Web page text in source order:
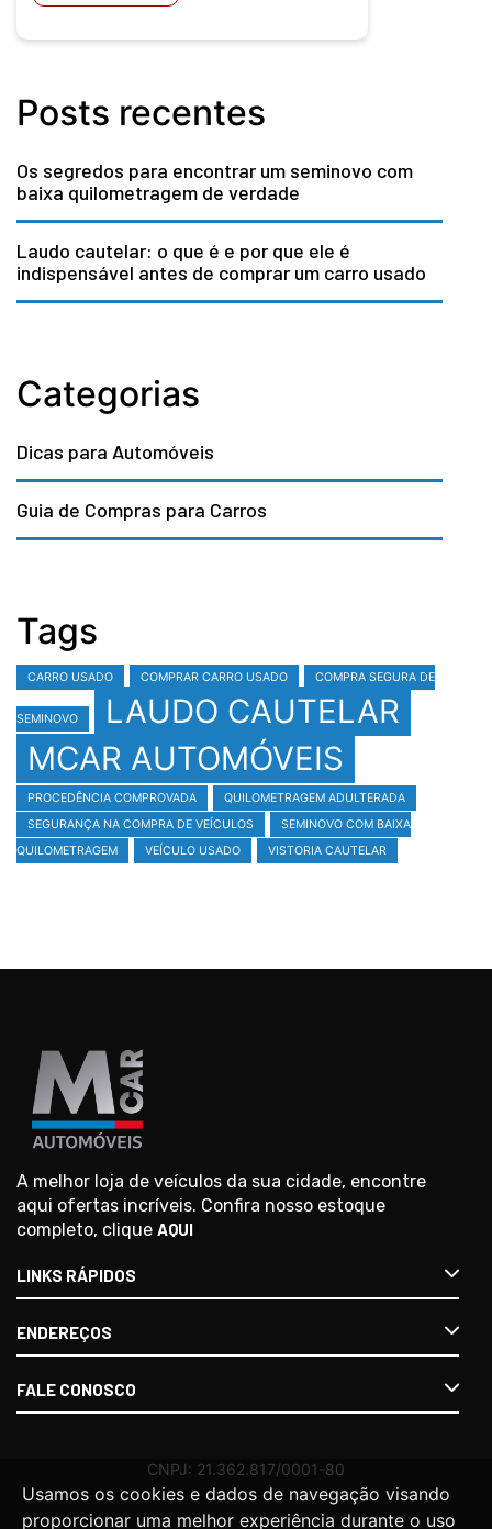
Usamos os cookies e dados de navegação visando
proporcionar uma melhor experiência durante o uso
Posts recentes
Os segredos para encontrar um seminovo com
baixa quilometragem de verdade
Laudo cautelar: o que é e por que ele é
indispensável antes de comprar um carro usado
Categorias
Dicas para Automóveis
Guia de Compras para Carros
Tags
CARRO USADO COMPRAR CARRO USADO COMPRA SEGURA DE
SEMINOVO
LAUDO CAUTELAR
MCAR AUTOMÓVEIS
PROCEDÊNCIA COMPROVADA
QUILOMETRAGEM ADULTERADA
SEGURANÇA NA COMPRA DE VEÍCULOS
SEMINOVO COM BAIXA
QUILOMETRAGEM
VEÍCULO USADO VISTORIA CAUTELAR
A melhor loja de veículos da sua cidade, encontre
aqui ofertas incríveis. Confira nosso estoque
completo, clique AQUI
LINKS RÁPIDOS
ENDEREÇOS
FALE CONOSCO